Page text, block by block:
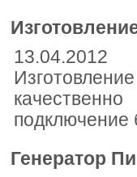
13.04.2012
подключение
Генератор